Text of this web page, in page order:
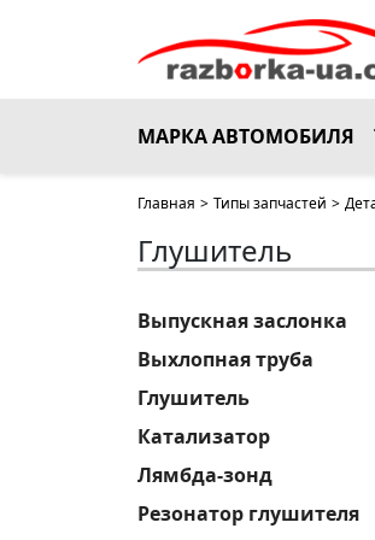
МАРКА АВТОМОБИЛЯ
Главная > Типы запчастей >
Глушитель
Выпускная заслонка
Выхлопная труба
Глушитель
Катализатор
Лямбда-зонд
Резонатор глушителя